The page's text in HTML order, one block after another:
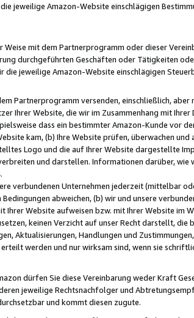
jeweilige Amazon-Website einschlägigen
mit dem Partnerprogramm oder dieser
durchgeführten Geschäften oder Tätigkeiten
jeweilige Amazon-Website einschlägigen
Partnerprogramm versenden, einschließlich, aber
Ihrer Website, die wir im Zusammenhang mit
dass ein bestimmter Amazon-Kunde vor
kam, (b) Ihre Website prüfen, überwachen und
Logo und die auf Ihrer Website dargestellte
und darstellen. Informationen darüber,
.
verbundenen Unternehmen jederzeit (mittelbar
abweichen, (b) wir und unsere
Website aufweisen bzw. mit Ihrer Website im
keinen Verzicht auf unser Recht darstellt,
Aktualisierungen, Handlungen und
werden und nur wirksam sind, wenn sie
dürfen Sie diese Vereinbarung weder Kraft
jeweilige Rechtsnachfolger und
und kommt diesen zugute.